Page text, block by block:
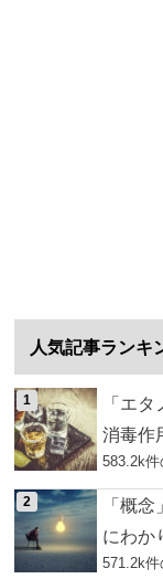
人気記事ランキ
「エ
消毒作
583.2k
「概
にわか
571.2k